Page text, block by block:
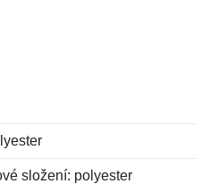
složení: polyester